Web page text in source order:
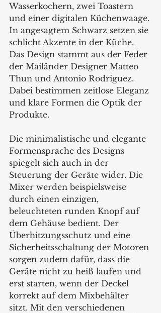
Wasserkochern, zwei Toastern
und einer digitalen Küchenwaage.
In angesagtem Schwarz setzen sie
schlicht Akzente in der Küche.
Das Design stammt aus der Feder
der Mailänder Designer Matteo
Thun und Antonio Rodriguez.
Dabei bestimmen zeitlose Eleganz
und klare Formen die Optik der
Produkte.
Die minimalistische und elegante
Formensprache des Designs
spiegelt sich auch in der
Steuerung der Geräte wider. Die
Mixer werden beispielsweise
durch einen einzigen,
beleuchteten runden Knopf auf
dem Gehäuse bedient. Der
Überhitzungsschutz und eine
Sicherheitsschaltung der Motoren
sorgen zudem dafür, dass die
Geräte nicht zu heiß laufen und
erst starten, wenn der Deckel
korrekt auf dem Mixbehälter
sitzt. Mit den verschiedenen